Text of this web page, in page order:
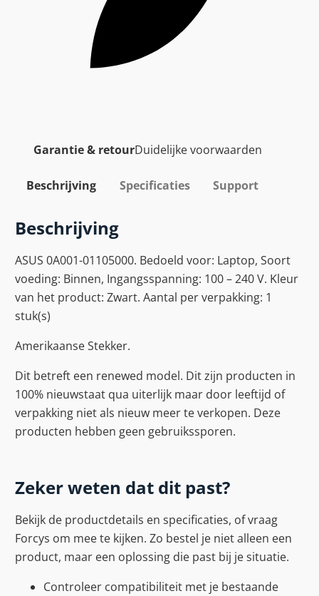
Garantie & retourDuidelijke voorwaarden
Beschrijving Specificaties Support
Beschrijving
ASUS 0A001-01105000. Bedoeld voor: Laptop, Soort
voeding: Binnen, Ingangsspanning: 100 – 240 V. Kleur
van het product: Zwart. Aantal per verpakking: 1
stuk(s)
Amerikaanse Stekker.
Dit betreft een renewed model. Dit zijn producten in
100% nieuwstaat qua uiterlijk maar door leeftijd of
verpakking niet als nieuw meer te verkopen. Deze
producten hebben geen gebruikssporen.
Zeker weten dat dit past?
Bekijk de productdetails en specificaties, of vraag
Forcys om mee te kijken. Zo bestel je niet alleen een
product, maar een oplossing die past bij je situatie.
Controleer compatibiliteit met je bestaande